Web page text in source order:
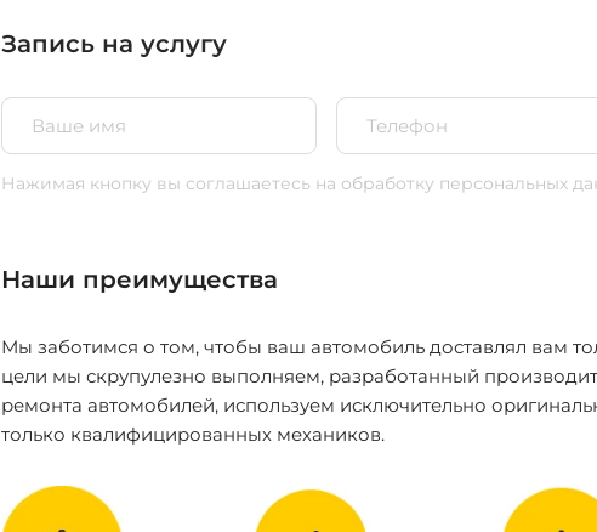
Запись на услугу
Нажимая кнопку вы соглашаетесь на обработку персональных
Наши преимущества
Мы заботимся о том, чтобы ваш автомобиль доставлял вам
цели мы скрупулезно выполняем, разработанный
ремонта автомобилей, используем исключительно
только квалифицированных механиков.